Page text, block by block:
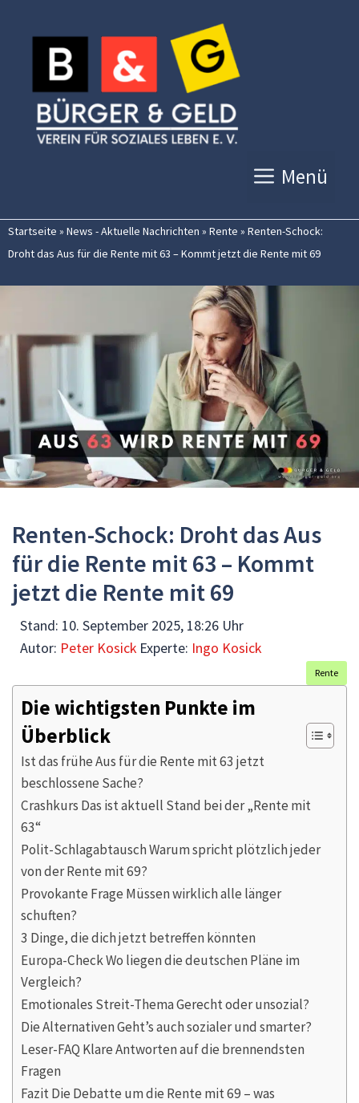
Inhalt
springen
Menü
Startseite » News - Aktuelle Nachrichten » Rente » Renten-Schock:
Droht das Aus für die Rente mit 63 – Kommt jetzt die Rente mit 69
Renten-Schock: Droht das Aus
für die Rente mit 63 – Kommt
jetzt die Rente mit 69
Stand: 10. September 2025, 18:26 Uhr
Autor: Peter Kosick Experte: Ingo Kosick
Rente
Die wichtigsten Punkte im
Überblick
Ist das frühe Aus für die Rente mit 63 jetzt
beschlossene Sache?
Crashkurs Das ist aktuell Stand bei der „Rente mit
63“
Polit-Schlagabtausch Warum spricht plötzlich jeder
von der Rente mit 69?
Provokante Frage Müssen wirklich alle länger
schuften?
3 Dinge, die dich jetzt betreffen könnten
Europa-Check Wo liegen die deutschen Pläne im
Vergleich?
Emotionales Streit-Thema Gerecht oder unsozial?
Die Alternativen Geht’s auch sozialer und smarter?
Leser-FAQ Klare Antworten auf die brennendsten
Fragen
Fazit Die Debatte um die Rente mit 69 – was